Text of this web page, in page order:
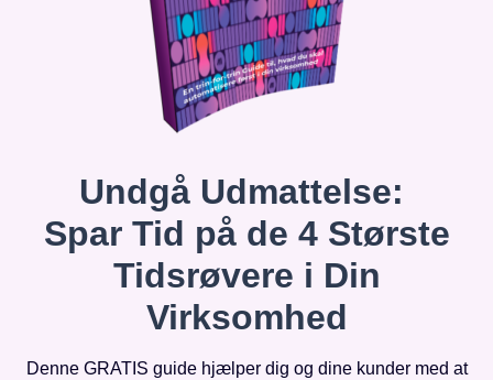
Undgå Udmattelse:
Spar Tid på de 4 Største
Tidsrøvere i Din
Virksomhed
Denne GRATIS guide hjælper dig og dine kunder med at